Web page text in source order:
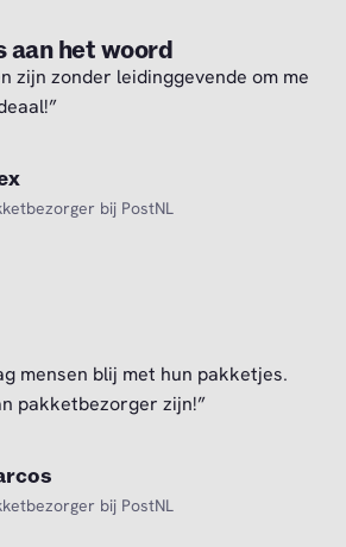
aan het woord
zijn zonder leidinggevende om me
bij PostNL
mensen blij met hun pakketjes.
pakketbezorger zijn!”
bij PostNL